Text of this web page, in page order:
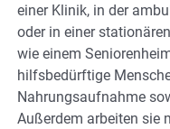
einer Klinik, in der
oder in einer
wie einem
hilfsbedürftige
Nahrungsaufnahme
Außerdem arbeiten sie